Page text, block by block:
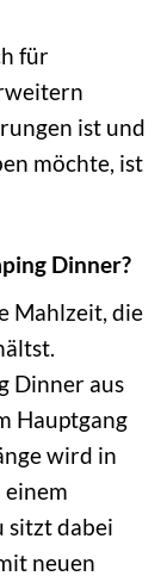
für
ist und
möchte, ist
Dinner?
Mahlzeit, die
Dinner aus
Hauptgang
wird in
sitzt dabei
neuen